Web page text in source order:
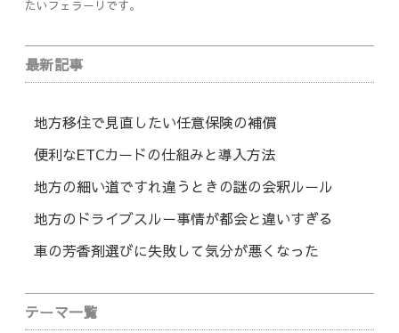
たいフェラーリです。
最新記事
地方移住で見直したい任意保険の補償
便利なETCカードの仕組みと導入方法
地方の細い道ですれ違うときの謎の会釈ルール
地方のドライブスルー事情が都会と違いすぎる
車の芳香剤選びに失敗して気分が悪くなった
テーマ一覧